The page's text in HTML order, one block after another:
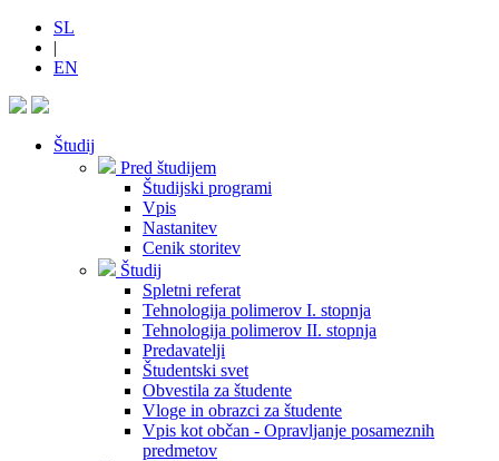
SL
|
EN
Študij
Pred študijem
Študijski programi
Vpis
Nastanitev
Cenik storitev
Študij
Spletni referat
Tehnologija polimerov I. stopnja
Tehnologija polimerov II. stopnja
Predavatelji
Študentski svet
Obvestila za študente
Vloge in obrazci za študente
Vpis kot občan - Opravljanje posameznih
predmetov